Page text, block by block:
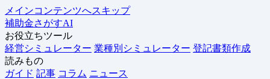
メインコンテンツへスキップ
補助金さがすAI
お役立ちツール
経営シミュレーター 業種別シミュレーター 登記書類作成
読みもの
ガイド 記事 コラム ニュース